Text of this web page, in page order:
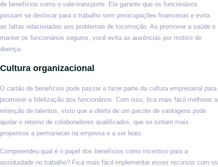
de benefícios como o vale-transporte. Ele garante que os funcionários
possam se deslocar para o trabalho sem preocupações financeiras e evita
as faltas relacionadas aos problemas de locomoção. Ao promover a saúde e
manter os funcionários seguros, você evita as ausências por motivo de
doença.
Cultura organizacional
O cartão de benefícios pode passar a fazer parte da cultura empresarial para
promover a fidelização dos funcionários. Com isso, fica mais fácil melhorar a
retenção de talentos, visto que a oferta de um pacote de vantagens pode
ajudar o retorno de colaboradores qualificados, que se sintam mais
propensos a permanecer na empresa e a ser leais.
Compreendeu qual é o papel dos benefícios como incentivo para a
assiduidade no trabalho? Fica mais fácil implementar esses recursos com os